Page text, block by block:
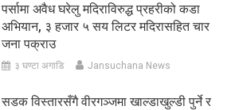
पर्सामा अवैध घरेलु मदिराविरुद्ध प्रहरीको कडा
अभियान, ३ हजार ५ सय लिटर मदिरासहित चार
जना पक्राउ
३ घण्टा अगाडि Jansuchana News
सडक विस्तारसँगै वीरगञ्जमा खाल्डाखुल्डी पुर्ने र